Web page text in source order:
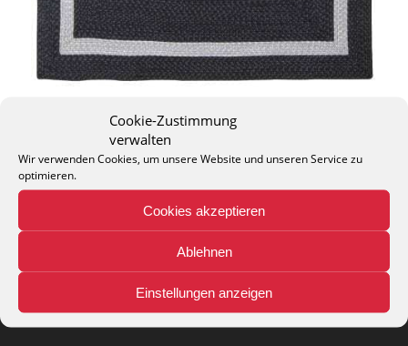
Cookie-Zustimmung
verwalten
Wir verwenden Cookies, um unsere Website und unseren Service zu
optimieren.
Cookies akzeptieren
Ablehnen
Einstellungen anzeigen
THEO KELLER GMBH
Lohackerstr. 30
phone: + 49 (2327) 3083 - 20
info@theko-collection.com